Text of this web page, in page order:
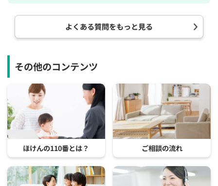
よくある質問をもっと見る
その他のコンテンツ
ほけんの110番とは？ ご相談の流れ